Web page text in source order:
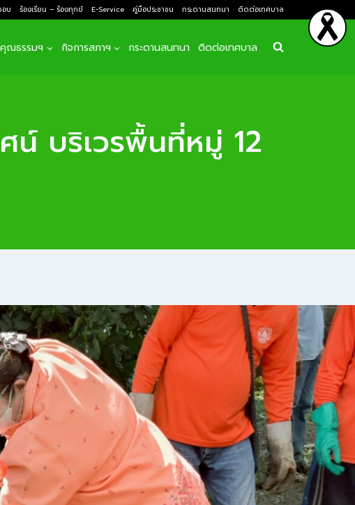
อบ ร้องเรียน – ร้องทุกข์ E-Service คู่มือประชาชน กระดานสนทนา ติดต่อเทศบาล
คุณธรรมฯ กิจการสภาฯ กระดานสนทนา ติดต่อเทศบาล
น์ บริเวรพื้นที่หมู่ 12